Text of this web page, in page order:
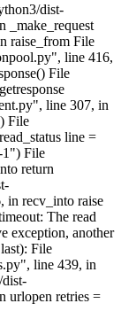
dist-
_make_request
raise_from File
line 416,
File
line 307, in
File
line =
1") File
return
in recv_into raise
The read
exception, another
File
line 439, in
urlopen retries =